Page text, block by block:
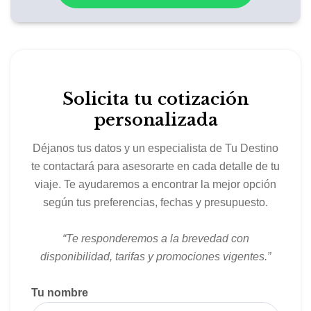
viaje con la máxima comodidad. Ya sea en una
cabina interior, exterior o con balcón
incluye baño privado, amplios armarios, televisión y
detalles pensados para tu descanso. Las suites
ofrecen aún más espacio, servicios premium y vistas
privilegiadas del mar.
El barco cuenta con actividades para todas las
zonas de recreación, canchas deportivas y espacios
para disfrutar en familia. Para los adultos, existen
Solicita tu cotización
personalizada
Déjanos tus datos y un especialista de Tu Destino
te contactará para asesorarte en cada detalle de tu
viaje. Te ayudaremos a encontrar la mejor opción
según tus preferencias, fechas y presupuesto.
“Te responderemos a la brevedad con
disponibilidad, tarifas y promociones vigentes.”
Tu nombre